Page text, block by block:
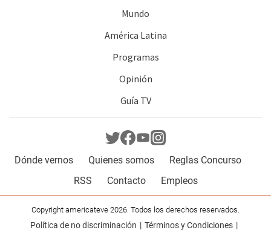
Mundo
América Latina
Programas
Opinión
Guía TV
Dónde vernos Quienes somos
Reglas Concurso
RSS
Contacto Empleos
Copyright americateve 2026. Todos los derechos reservados.
Política de no discriminación Términos y Condiciones